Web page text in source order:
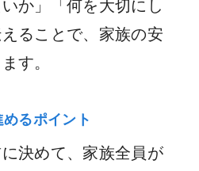
か」「何を大切にし
ることで、家族の安
す。
るポイント
決めて、家族全員が